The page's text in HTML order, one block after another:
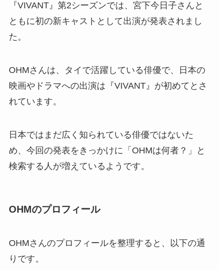
『VIVANT』第2シーズンでは、宮下今日子さんと
ともに初の新キャストとして出演が発表されまし
た。
OHMさんは、タイで活躍している俳優で、日本の
映画やドラマへの出演は『VIVANT』が初めてとさ
れています。
日本ではまだ広く知られている俳優ではないた
め、今回の発表をきっかけに「OHMは何者？」と
検索する人が増えているようです。
OHMのプロフィール
OHMさんのプロフィールを整理すると、以下の通
りです。